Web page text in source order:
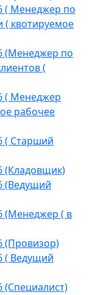
Менеджер по
( квотируемое
по
(
Менеджер
рабочее
Старший
( в
Ведущий